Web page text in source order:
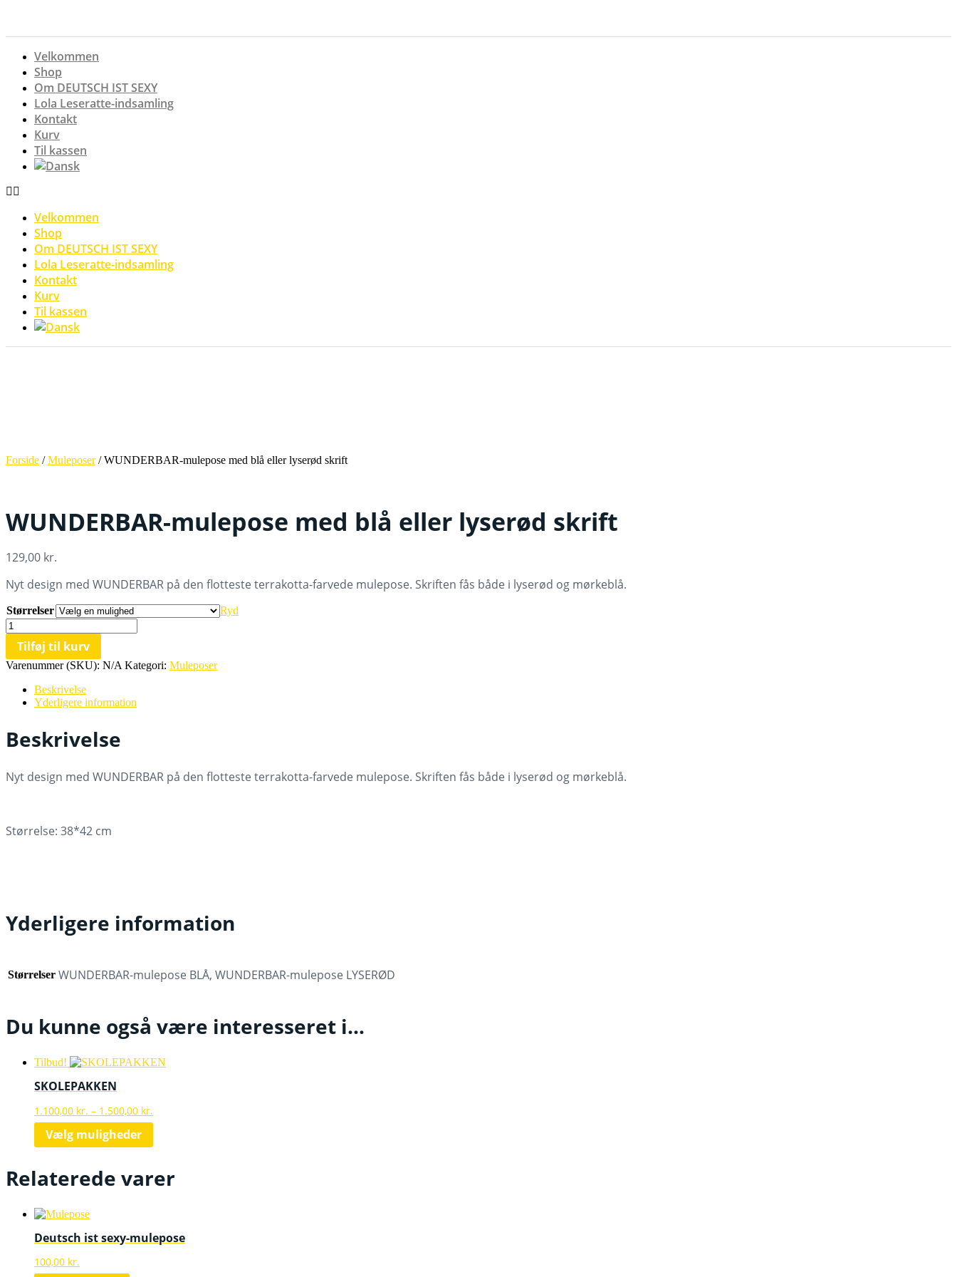
indhold
Velkommen
Shop
Om DEUTSCH IST SEXY
Lola Leseratte-indsamling
Kontakt
Kurv
Til kassen
Velkommen
Shop
Om DEUTSCH IST SEXY
Lola Leseratte-indsamling
Kontakt
Kurv
Til kassen
Forside /Muleposer/ WUNDERBAR-mulepose med blå eller lyserød skrift
WUNDERBAR-mulepose med blå eller lyserød skrift
129,00 kr.
Nyt design med WUNDERBAR på den flotteste terrakotta-farvede mulepose. Skriften fås både i lyserød og mørkeblå.
Størrelser
Ryd
WUNDERBAR-
mulepose
med
blå
lyserød
skrift
Tilføj til kurv
Varenummer (SKU): N/A Kategori: Muleposer
Beskrivelse
Yderligere information
Beskrivelse
Nyt design med WUNDERBAR på den flotteste terrakotta-farvede mulepose. Skriften fås både i lyserød og mørkeblå.
Størrelse: 38*42 cm
Yderligere information
Størrelser WUNDERBAR-mulepose BLÅ, WUNDERBAR-mulepose LYSERØD
Du kunne også være interesseret i…
Tilbud!
SKOLEPAKKEN
1.100,00 kr. – 1.500,00 kr.
1.100,00 kr.
1.500,00 kr.
Vælg muligheder
Dette
varianter.
varesiden
Relaterede varer
Deutsch ist sexy-mulepose
100,00 kr.